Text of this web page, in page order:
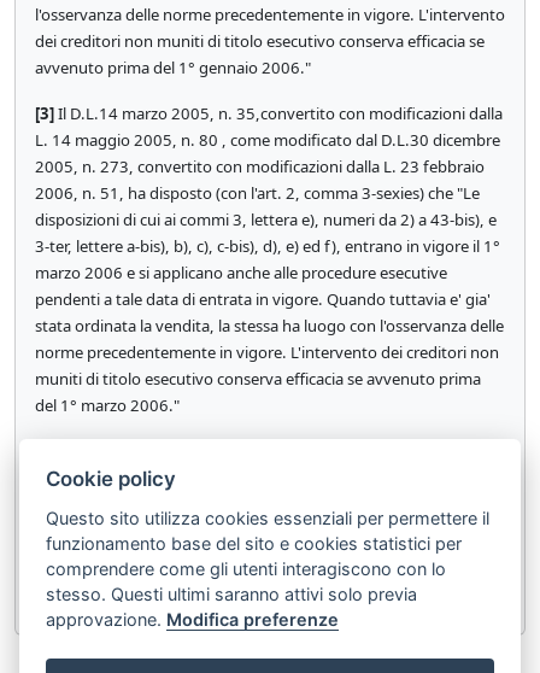
l'osservanza delle norme precedentemente in vigore. L'intervento
dei creditori non muniti di titolo esecutivo conserva efficacia se
avvenuto prima del 1° gennaio 2006."
[3]Il D.L.14 marzo 2005, n. 35,convertito con modificazioni dalla
L. 14 maggio 2005, n. 80 , come modificato dal D.L.30 dicembre
2005, n. 273, convertito con modificazioni dalla L. 23 febbraio
2006, n. 51, ha disposto (con l'art. 2, comma 3-sexies) che "Le
disposizioni di cui ai commi 3, lettera e), numeri da 2) a 43-bis), e
3-ter, lettere a-bis), b), c), c-bis), d), e) ed f), entrano in vigore il 1°
marzo 2006 e si applicano anche alle procedure esecutive
pendenti a tale data di entrata in vigore. Quando tuttavia e' gia'
stata ordinata la vendita, la stessa ha luogo con l'osservanza delle
norme precedentemente in vigore. L'intervento dei creditori non
muniti di titolo esecutivo conserva efficacia se avvenuto prima
del 1° marzo 2006."
dalla L. 6 agosto 2015, n. 132, ha disposto (con l'art. 23, comma
lettere d), l), m), n), si applicano esclusivamente alle procedure
esecutive iniziate successivamente alla data di entrata in vigore
del presente decreto".
Cookie policy
Questo sito utilizza cookies essenziali per permettere il
funzionamento base del sito e cookies statistici per
comprendere come gli utenti interagiscono con lo
stesso. Questi ultimi saranno attivi solo previa
approvazione. Modifica preferenze